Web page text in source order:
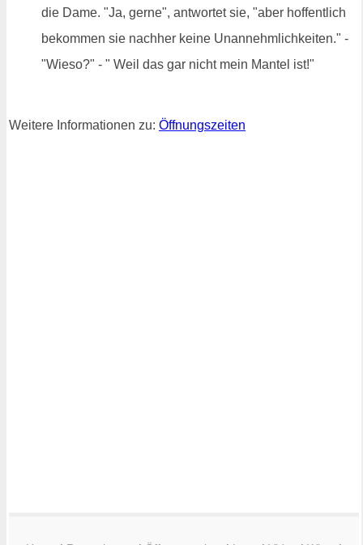
die Dame. "Ja, gerne", antwortet sie, "aber hoffentlich
bekommen sie nachher keine Unannehmlichkeiten." -
"Wieso?" - " Weil das gar nicht mein Mantel ist!"
Weitere Informationen zu: Öffnungszeiten